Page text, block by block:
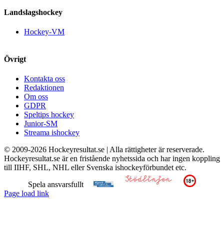
Landslagshockey
Hockey-VM
Övrigt
Kontakta oss
Redaktionen
Om oss
GDPR
Speltips hockey
Junior-SM
Streama ishockey
© 2009-2026 Hockeyresultat.se | Alla rättigheter är reserverade.
Hockeyresultat.se är en fristående nyhetssida och har ingen koppling
till IIHF, SHL, NHL eller Svenska ishockeyförbundet etc.
Spela ansvarsfullt
Page load link